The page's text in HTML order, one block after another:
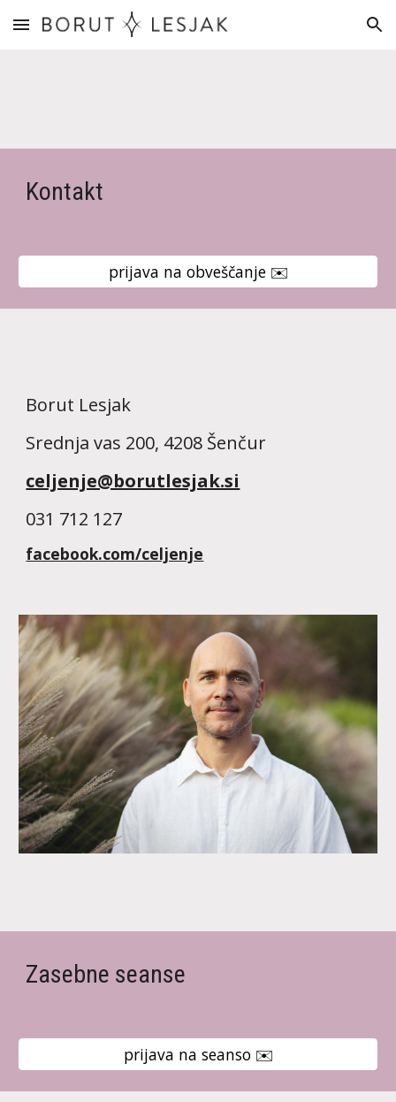
Skip to main content Skip to navigation
Kontakt
prijava na obveščanje ✉️
Borut Lesjak
Srednja vas 200, 4208 Šenčur
celjenje@borutlesjak.si
031 712 127
facebook.com/celjenje
Zasebne seanse
prijava na seanso ✉️